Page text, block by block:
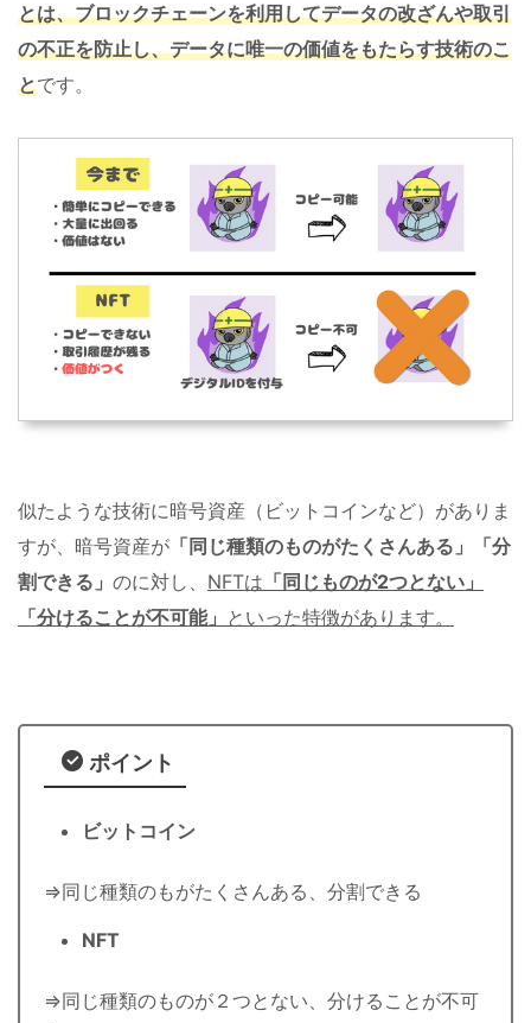
とは、ブロックチェーンを利用してデータの改ざんや取引
の不正を防止し、データに唯一の価値をもたらす技術のこ
とです。
似たような技術に暗号資産（ビットコインなど）がありま
すが、暗号資産が 「同じ種類のものがたくさんある」「分
割できる」 のに対し、 NFTは 「同じものが2つとない」
「分けることが不可能」 といった特徴があります。
ポイント
ビットコイン
⇒同じ種類のもがたくさんある、分割できる
NFT
⇒同じ種類のものが２つとない、分けることが不可